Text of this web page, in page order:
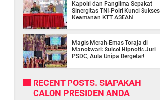
Kapolri dan Panglima Sepakat
Sinergitas TNI-Polri Kunci Sukses
Keamanan KTT ASEAN
Magis Merah-Emas Toraja di
Manokwari: Sulsel Hipnotis Juri
PSDC, Aula Unipa Bergetar!
RECENT POSTS. SIAPAKAH
CALON PRESIDEN ANDA